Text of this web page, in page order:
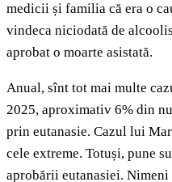
medicii și familia că era o
vindeca niciodată de
aprobat o moarte asistată.
Anual, sînt tot mai multe
2025, aproximativ 6% din
prin eutanasie. Cazul lui
cele extreme. Totuși, pune
aprobării eutanasiei.